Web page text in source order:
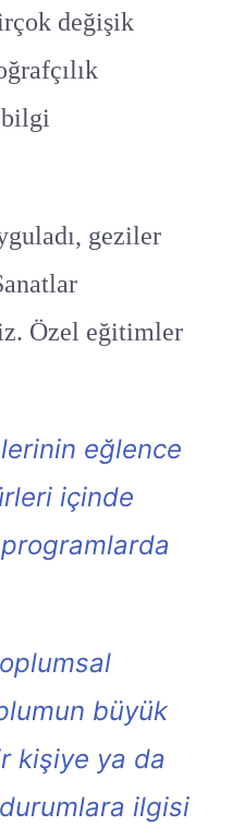
değişik
geziler
Özel eğitimler
eğlence
içinde
büyük
kişiye ya da
ilgisi